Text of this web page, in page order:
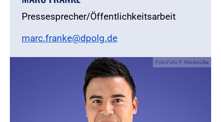
Pressesprecher/Öffentlichkeitsarbeit
marc.franke@dpolg.de
Foto:Foto: F. Windmüller